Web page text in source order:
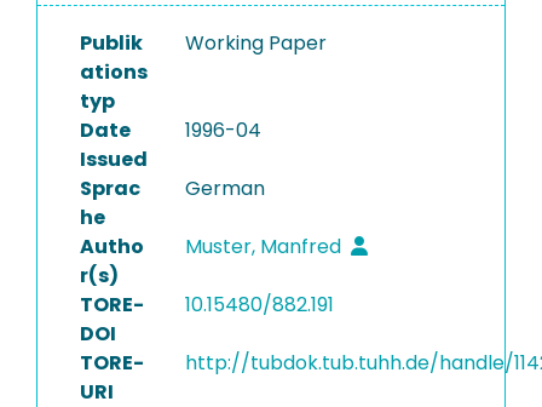
Publik
ations
typ
Working Paper
Date
Issued
1996-04
Sprac
he
German
Autho
r(s)
Muster, Manfred
TORE-
DOI
10.15480/882.191
TORE-
URI
http://tubdok.tub.tuhh.de/handle/